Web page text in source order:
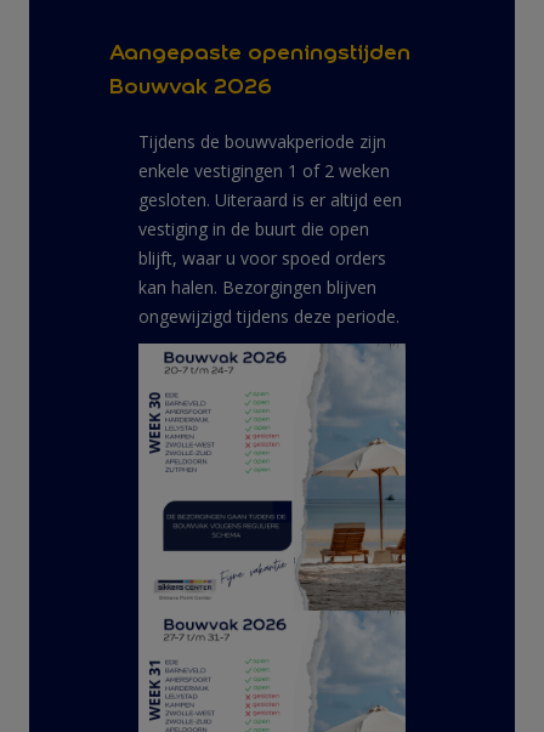
Aangepaste openingstijden
Bouwvak 2026
Tijdens de bouwvakperiode zijn
enkele vestigingen 1 of 2 weken
gesloten. Uiteraard is er altijd een
vestiging in de buurt die open
blijft, waar u voor spoed orders
kan halen. Bezorgingen blijven
ongewijzigd tijdens deze periode.